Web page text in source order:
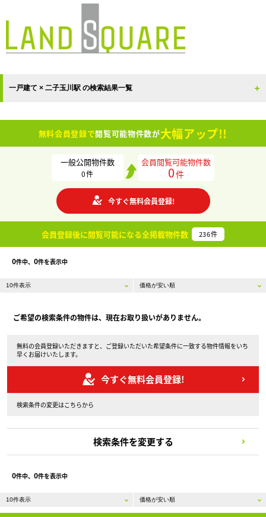
一戸建て × 二子玉川駅 の検索結果一覧
無料会員登録で閲覧可能物件数が大幅アップ!!
一般公開物件数
0件
会員閲覧可能物件数
0件
今すぐ無料会員登録!
会員登録後に閲覧可能になる全掲載物件数 236件
0件中、 0件を表示中
ご希望の検索条件の物件は、現在お取り扱いがありません。
無料の会員登録いただきますと、ご登録いただいた希望条件に一致する物件情報をいち
早くお届けいたします。
今すぐ無料会員登録!
検索条件の変更はこちらから
検索条件を変更する
0件中、 0件を表示中